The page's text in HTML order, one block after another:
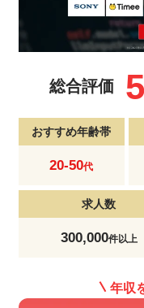
総合評価
おすすめ年齢帯
20-50代
求人数
300,000件以上
年収